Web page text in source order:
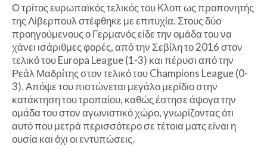
Ο τρίτος ευρωπαϊκός τελικός του Κλοπ ως προπονητής
της Λίβερπουλ στέφθηκε με επιτυχία. Στους δύο
προηγούμενους ο Γερμανός είδε την ομάδα του να
χάνει ισάριθμες φορές, από την Σεβίλη το 2016 στον
τελικό του Europa League (1-3) και πέρυσι από την
Ρεάλ Μαδρίτης στον τελικό του Champions League (0-
3). Απόψε του πιστώνεται μεγάλο μερίδιο στην
κατάκτηση του τροπαίου, καθώς έστησε άψογα την
ομάδα του στον αγωνιστικό χώρο, γνωρίζοντας ότι
αυτό που μετρά περισσότερο σε τέτοια ματς είναι η
ουσία και όχι οι εντυπώσεις.